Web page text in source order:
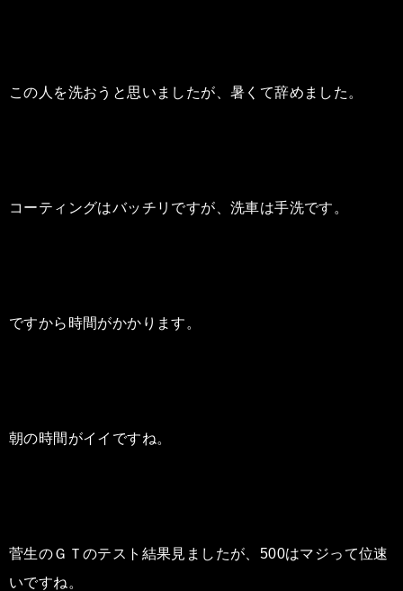
この人を洗おうと思いましたが、暑くて辞めました。
コーティングはバッチリですが、洗車は手洗です。
ですから時間がかかります。
朝の時間がイイですね。
菅生のＧＴのテスト結果見ましたが、500はマジって位速
いですね。